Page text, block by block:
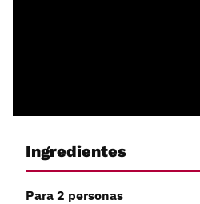
Ingredientes
Para 2 personas